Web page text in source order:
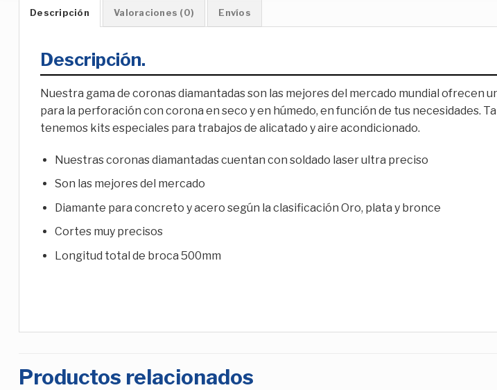
Descripción Valoraciones (0) Envíos
Descripción.
Nuestra gama de coronas diamantadas son las mejores del mercado mundial ofrecen
para la perforación con corona en seco y en húmedo, en función de tus necesidades.
tenemos kits especiales para trabajos de alicatado y aire acondicionado.
Nuestras coronas diamantadas cuentan con soldado laser ultra preciso
Son las mejores del mercado
Diamante para concreto y acero según la clasificación Oro, plata y bronce
Cortes muy precisos
Longitud total de broca 500mm
Productos relacionados